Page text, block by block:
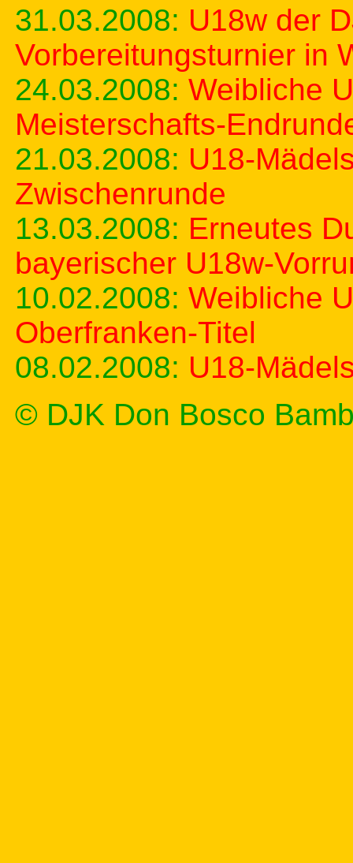
31.03.2008: U18w der
Vorbereitungsturnier in
24.03.2008: Weibliche
Meisterschafts-
21.03.2008: U18-
Zwischenrunde
13.03.2008: Erneutes
bayerischer U18w-
10.02.2008: Weibliche
Oberfranken-Titel
08.02.2008: U18-
© DJK Don Bosco